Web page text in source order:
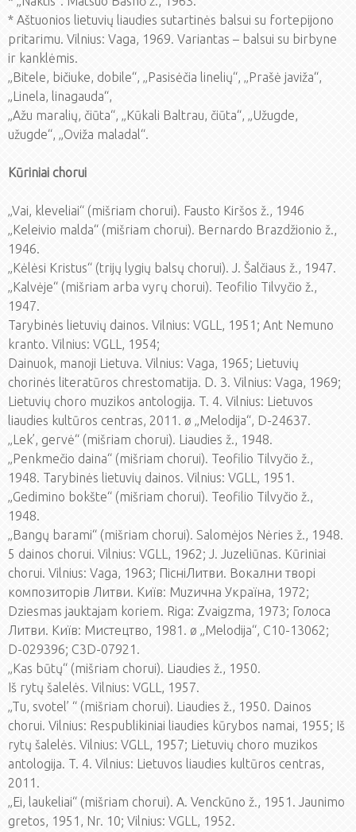
* Aštuonios lietuvių liaudies sutartinės balsui su fortepijono
pritarimu. Vilnius: Vaga, 1969. Variantas – balsui su birbyne
ir kanklėmis.
„Bitele, bičiuke, dobile“, „Pasisėčia linelių“, „Prašė javiža“,
„Linela, linagauda“,
„Ažu maralių, čiūta“, „Kūkali Baltrau, čiūta“, „Užugde,
užugde“, „Oviža maladal“.
Kūriniai chorui
„Vai, kleveliai“ (mišriam chorui). Fausto Kiršos ž., 1946
„Keleivio malda“ (mišriam chorui). Bernardo Brazdžionio ž.,
1946.
„Kėlėsi Kristus“ (trijų lygių balsų chorui). J. Šalčiaus ž., 1947.
„Kalvėje“ (mišriam arba vyrų chorui). Teofilio Tilvyčio ž.,
1947.
Tarybinės lietuvių dainos. Vilnius: VGLL, 1951; Ant Nemuno
kranto. Vilnius: VGLL, 1954;
Dainuok, manoji Lietuva. Vilnius: Vaga, 1965; Lietuvių
chorinės literatūros chrestomatija. D. 3. Vilnius: Vaga, 1969;
Lietuvių choro muzikos antologija. T. 4. Vilnius: Lietuvos
liaudies kultūros centras, 2011. ø „Melodija“, D-24637.
„Lek’, gervė“ (mišriam chorui). Liaudies ž., 1948.
„Penkmečio daina“ (mišriam chorui). Teofilio Tilvyčio ž.,
1948. Tarybinės lietuvių dainos. Vilnius: VGLL, 1951.
„Gedimino bokšte“ (mišriam chorui). Teofilio Tilvyčio ž.,
1948.
„Bangų barami“ (mišriam chorui). Salomėjos Nėries ž., 1948.
5 dainos chorui. Vilnius: VGLL, 1962; J. Juzeliūnas. Kūriniai
chorui. Vilnius: Vaga, 1963; ПicнiЛитви. Вокални творi
композиторiв Литви. Kиïв: Muzична Украïна, 1972;
Dziesmas jauktajam koriem. Riga: Zvaigzma, 1973; Голоса
Литви. Kиïв: Мистецтво, 1981. ø „Melodija“, C10-13062;
D-029396; C3D-07921.
„Kas būtų“ (mišriam chorui). Liaudies ž., 1950.
Iš rytų šalelės. Vilnius: VGLL, 1957.
„Tu, svotel’ “ (mišriam chorui). Liaudies ž., 1950. Dainos
chorui. Vilnius: Respublikiniai liaudies kūrybos namai, 1955; Iš
rytų šalelės. Vilnius: VGLL, 1957; Lietuvių choro muzikos
antologija. T. 4. Vilnius: Lietuvos liaudies kultūros centras,
2011.
„Ei, laukeliai“ (mišriam chorui). A. Venckūno ž., 1951. Jaunimo
gretos, 1951, Nr. 10; Vilnius: VGLL, 1952.